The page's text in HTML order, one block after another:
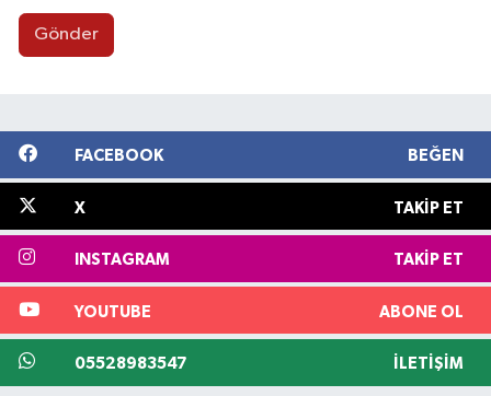
Gönder
FACEBOOK BEĞEN
X TAKIP ET
INSTAGRAM TAKIP ET
YOUTUBE ABONE OL
05528983547 İLETIŞIM